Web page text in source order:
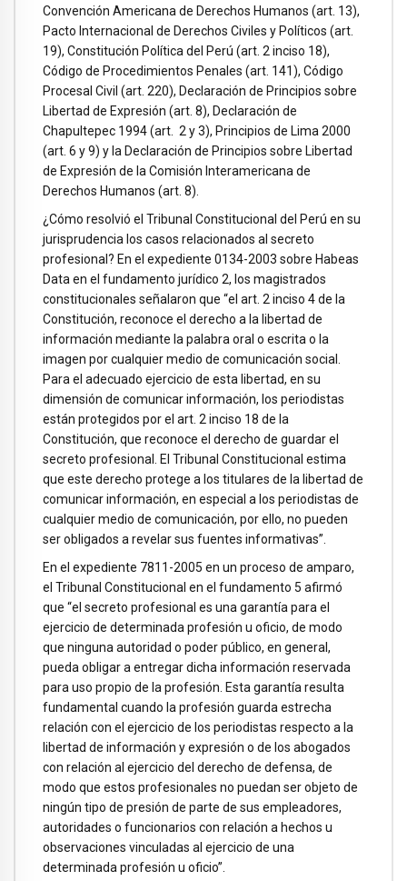
Convención Americana de Derechos Humanos (art. 13),
Pacto Internacional de Derechos Civiles y Políticos (art.
19), Constitución Política del Perú (art. 2 inciso 18),
Código de Procedimientos Penales (art. 141), Código
Procesal Civil (art. 220), Declaración de Principios sobre
Libertad de Expresión (art. 8), Declaración de
Chapultepec 1994 (art. 2 y 3), Principios de Lima 2000
(art. 6 y 9) y la Declaración de Principios sobre Libertad
de Expresión de la Comisión Interamericana de
Derechos Humanos (art. 8).
¿Cómo resolvió el Tribunal Constitucional del Perú en su
jurisprudencia los casos relacionados al secreto
profesional? En el expediente 0134-2003 sobre Habeas
Data en el fundamento jurídico 2, los magistrados
constitucionales señalaron que “el art. 2 inciso 4 de la
Constitución, reconoce el derecho a la libertad de
información mediante la palabra oral o escrita o la
imagen por cualquier medio de comunicación social.
Para el adecuado ejercicio de esta libertad, en su
dimensión de comunicar información, los periodistas
están protegidos por el art. 2 inciso 18 de la
Constitución, que reconoce el derecho de guardar el
secreto profesional. El Tribunal Constitucional estima
que este derecho protege a los titulares de la libertad de
comunicar información, en especial a los periodistas de
cualquier medio de comunicación, por ello, no pueden
ser obligados a revelar sus fuentes informativas”.
En el expediente 7811-2005 en un proceso de amparo,
el Tribunal Constitucional en el fundamento 5 afirmó
que “el secreto profesional es una garantía para el
ejercicio de determinada profesión u oficio, de modo
que ninguna autoridad o poder público, en general,
pueda obligar a entregar dicha información reservada
para uso propio de la profesión. Esta garantía resulta
fundamental cuando la profesión guarda estrecha
relación con el ejercicio de los periodistas respecto a la
libertad de información y expresión o de los abogados
con relación al ejercicio del derecho de defensa, de
modo que estos profesionales no puedan ser objeto de
ningún tipo de presión de parte de sus empleadores,
autoridades o funcionarios con relación a hechos u
observaciones vinculadas al ejercicio de una
determinada profesión u oficio”.